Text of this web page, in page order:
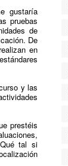
gustaría
pruebas
de
De
en
y las
prestéis
tal si